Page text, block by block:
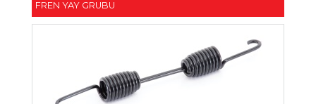
FREN YAY GRUBU